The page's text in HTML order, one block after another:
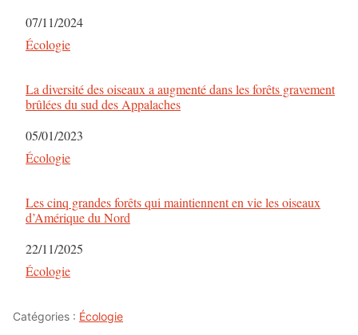
Date
07/11/2024
Par rapport à
Écologie
La diversité des oiseaux a augmenté dans les forêts gravement
brûlées du sud des Appalaches
Date
05/01/2023
Par rapport à
Écologie
Les cinq grandes forêts qui maintiennent en vie les oiseaux
d’Amérique du Nord
Date
22/11/2025
Par rapport à
Écologie
Catégories : Écologie